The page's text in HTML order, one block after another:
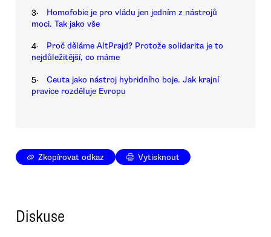
3.
Homofobie je pro vládu jen jedním z nástrojů
moci. Tak jako vše
4.
Proč děláme AltPrajd? Protože solidarita je to
nejdůležitější, co máme
5.
Ceuta jako nástroj hybridního boje. Jak krajní
pravice rozděluje Evropu
Zkopírovat odkaz Vytisknout
Diskuse